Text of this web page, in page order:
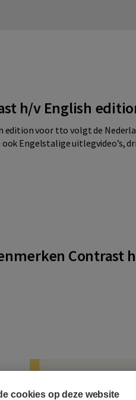
h/v English
edition voor tto volgt de
ook Engelstalige uitlegvideo’s,
Contrast
cookies op deze website